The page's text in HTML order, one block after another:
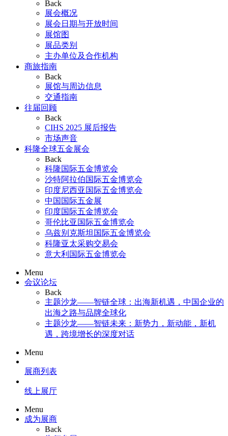
Back
展会概况
展会日期与开放时间
展馆图
展品类别
主办单位及合作机构
商旅指南
Back
展馆与周边信息
交通指南
往届回顾
Back
CIHS 2025 展后报告
市场声音
科隆全球五金展会
Back
科隆国际五金博览会
沙特阿拉伯国际五金博览会
印度尼西亚国际五金博览会
中国国际五金展
印度国际五金博览会
哥伦比亚国际五金博览会
乌兹别克斯坦国际五金博览会
科隆亚太采购交易会
意大利国际五金博览会
Menu
会议论坛
Back
主题沙龙——智链全球：出海新机遇，中国企业的
出海之路与品牌全球化
主题沙龙——智链未来：新势力，新动能，新机
遇，跨境增长的深度对话
Menu
展商列表
线上展厅
Menu
成为展商
Back